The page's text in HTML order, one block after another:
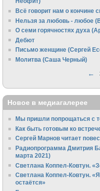
Всё говорит нам о
Нельзя за любовь - любое
О семи горячностях духа
Дебют
Письмо женщине (Сергей
Молитва (Саша Черный)
←
Новое в медиагалерее
Мы пришли попрощаться с
Как быть готовым ко
Сергей Марнов читает
Радиопрограмма Дмитрия
марта 2021)
Светлана Коппел-Ковтун.
Светлана Коппел-Ковтун. «Я
остаётся»